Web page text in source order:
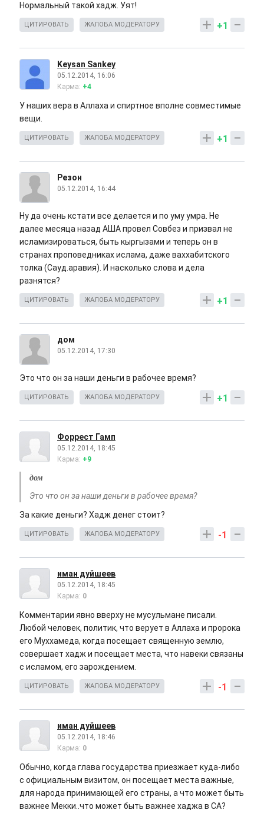
Нормальный такой хадж. Уят!
+1
ЦИТИРОВАТЬ ЖАЛОБА МОДЕРАТОРУ
Keysan Sankey
05.12.2014, 16:06
Карма: +4
У наших вера в Аллаха и спиртное вполне совместимые
вещи.
+1
ЦИТИРОВАТЬ ЖАЛОБА МОДЕРАТОРУ
Резон
05.12.2014, 16:44
Ну да очень кстати все делается и по уму умра. Не
далее месяца назад АША провел Совбез и призвал не
исламизироваться, быть кыргызами и теперь он в
странах проповедниках ислама, даже ваххабитского
толка (Сауд.аравия). И насколько слова и дела
разнятся?
+1
ЦИТИРОВАТЬ ЖАЛОБА МОДЕРАТОРУ
дом
05.12.2014, 17:30
Это что он за наши деньги в рабочее время?
+1
ЦИТИРОВАТЬ ЖАЛОБА МОДЕРАТОРУ
Форрест Гамп
05.12.2014, 18:45
Карма: +9
дом
Это что он за наши деньги в рабочее время?
За какие деньги? Хадж денег стоит?
-1
ЦИТИРОВАТЬ ЖАЛОБА МОДЕРАТОРУ
иман дуйшеев
05.12.2014, 18:45
Карма: 0
Комментарии явно вверху не мусульмане писали.
Любой человек, политик, что верует в Аллаха и пророка
его Муххамеда, когда посещает священную землю,
совершает хадж и посещает места, что навеки связаны
с исламом, его зарождением.
-1
ЦИТИРОВАТЬ ЖАЛОБА МОДЕРАТОРУ
иман дуйшеев
05.12.2014, 18:46
Карма: 0
Обычно, когда глава государства приезжает куда-либо
с официальным визитом, он посещает места важные,
для народа принимающей его страны, а что может быть
важнее Мекки..что может быть важнее хаджа в СА?